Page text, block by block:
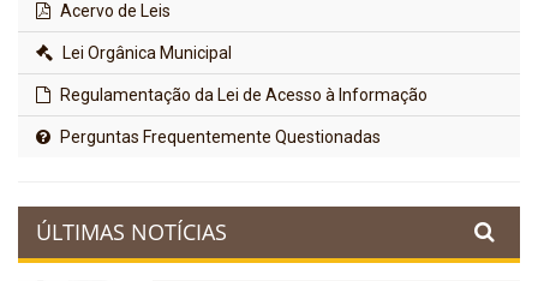
Acervo de Leis
Lei Orgânica Municipal
Regulamentação da Lei de Acesso à Informação
Perguntas Frequentemente Questionadas
ÚLTIMAS NOTÍCIAS